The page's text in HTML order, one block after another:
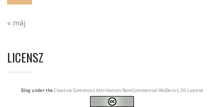
« máj
LICENSZ
Blog under the Creative Commons Attribution-NonCommercial-NoDerivs 3.0 License